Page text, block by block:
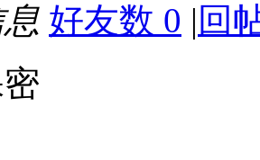
好友数 0 | 回